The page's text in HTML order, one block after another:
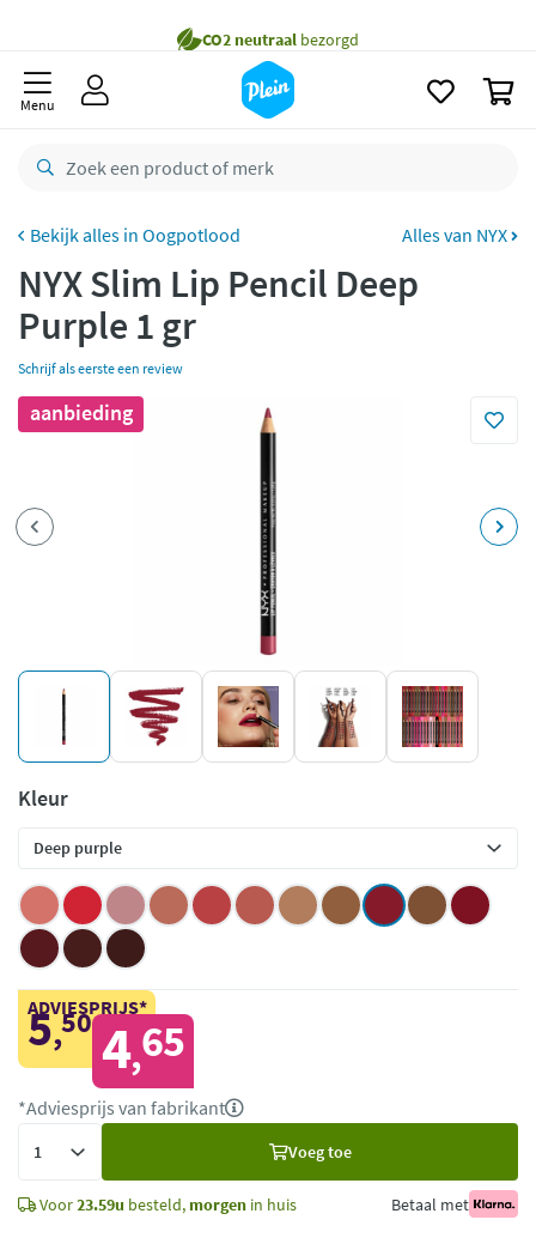
besteld,
Gratisretourneren
Betaal met Klarna
Menu
Oogpotlood Alles van NYX
NYX Slim Lip Pencil Deep
Purple 1 gr
Schrijf als eerste een review
aanbieding
Kleur
ADVIESPRIJS*
5,50 4,65
*Adviesprijs van fabrikant
Voeg toe
Voor23.59u besteld, morgen in huis Betaal met